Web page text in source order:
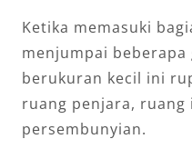
Ketika memasuki
menjumpai beberapa
berukuran kecil ini
ruang penjara,
persembunyian.